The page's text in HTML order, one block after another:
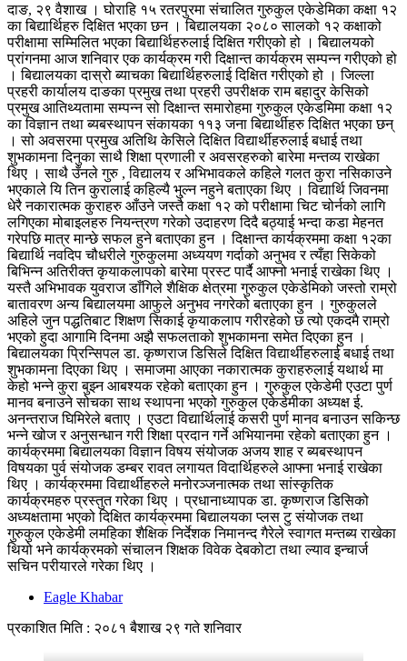
दाङ, २९ वैशाख । घोराहि १५ रतरपुरमा संचालित गुरुकुल एकेडेमिका कक्षा १२
का बिद्यार्थिहरु दिक्षित भएका छन । बिद्यालयका २०८० सालको १२ कक्षाको
परीक्षामा सम्मिलित भएका बिद्यार्थिहरुलाई दिक्षित गरीएको हो । बिद्यालयको
प्रांगनमा आज शनिवार एक कार्यक्रम गरी दिक्षान्त कार्यक्रम सम्पन्न गरीएको हो
। बिद्यालयका दास्रो ब्याचका बिद्यार्थिहरुलाई दिक्षित गरीएको हो । जिल्ला
प्रहरी कार्यालय दाङका प्रमुख तथा प्रहरी उपरीक्षक राम बहादुर केसिको
प्रमुख आतिथ्यतामा सम्पन्न सो दिक्षान्त समारोहमा गुरुकुल एकेडमिमा कक्षा १२
का विज्ञान तथा ब्यबस्थापन संकायका ११३ जना बिद्यार्थीहरु दिक्षित भएका छन्
। सो अवसरमा प्रमुख अतिथि केसिले दिक्षित विद्यार्थीहरुलाई बधाई तथा
शुभकामना दिनुका साथै शिक्षा प्रणाली र अवसरहरुको बारेमा मन्तव्य राखेका
थिए । साथै उँनले गुरु , विद्यालय र अभिभावकले कहिले गलत कुरा नसिकाउने
भएकाले यि तिन कुरालाई कहिल्यै भु्ल्न नहुने बताएका थिए । विद्यार्थि जिवनमा
धेरै नकारात्मक कुराहरु आँउने जस्तै कक्षा १२ को परीक्षामा चिट चोर्नको लागि
लगिएका मोबाइलहरु नियन्त्रण गरेको उदाहरण दिदै बठ्याई भन्दा कडा मेहनत
गरेपछि मात्र मान्छे सफल हुने बताएका हुन । दिक्षान्त कार्यक्रममा कक्षा १२का
बिद्यार्थि नवदिप चौधरीले गुरुकुलमा अध्ययण गर्दाको अनुभव र त्यँहा सिकेको
बिभिन्न अतिरीक्त कृयाकलापको बारेमा प्रस्ट पार्दै आफ्नो भनाई राखेका थिए ।
यस्तै अभिभावक युवराज डाँगिले शैक्षिक क्षेत्रमा गुरुकुल एकेडेमिको जस्तो राम्रो
बातावरण अन्य बिद्यालयमा आफुले अनुभव नगरेको बताएका हुन । गुरुकुलले
अहिले जुन पद्धतिबाट शिक्षण सिकाई कृयाकलाप गरीरहेको छ त्यो एकदमै राम्रो
भएको हुदा आगामि दिनमा अझै सफलताको शुभकामना समेत दिएका हुन ।
बिद्यालयका प्रिन्सिपल डा. कृष्णराज डिसिले दिक्षित विद्यार्थीहरुलाई बधाई तथा
शुभकामना दिएका थिए । समाजमा आएका नकारात्मक कुराहरुलाई यथार्थ मा
केहो भन्ने कुरा बुझ्न आबश्यक रहेको बताएका हुन । गुरुकुल एकेडेमी एउटा पुर्ण
मानव बनाउने सोचका साथ स्थापना भएको गुरुकुल एकेडेमीका अध्यक्ष ई.
अनन्तराज घिमिरेले बताए । एउटा विद्यार्थिलाई कसरी पुर्ण मानव बनाउन सकिन्छ
भन्ने खोज र अनुसन्धान गरी शिक्षा प्रदान गर्ने अभियानमा रहेको बताएका हुन ।
कार्यक्रममा बिद्यालयका विज्ञान विषय संयोजक अजय शाह र ब्यबस्थापन
विषयका पुर्व संयोजक डम्बर रावत लगायत विदार्थिहरुले आफ्ना भनाई राखेका
थिए । कार्यक्रममा विद्यार्थीहरुले मनोरञ्जनात्मक तथा सांस्कृतिक
कार्यक्रमहरु प्रस्तुत गरेका थिए । प्रधानाध्यापक डा. कृष्णराज डिसिको
अध्यक्षतामा भएको दिक्षित कार्यक्रममा बिद्यालयका प्लस टु संयोजक तथा
गुरुकुल एकेडेमी लमहिका शैक्षिक निर्देशक निमानन्द गैरेले स्वागत मन्तब्य राखेका
थियो भने कार्यक्रमको संचालन शिक्षक विवेक देबकोटा तथा ल्याव इन्चार्ज
सचिन परीयारले गरेका थिए ।
Eagle Khabar
प्रकाशित मिति : २०८१ बैशाख २९ गते शनिवार